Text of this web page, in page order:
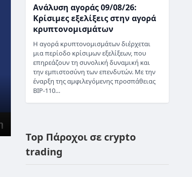
Ανάλυση αγοράς 09/08/26:
Κρίσιμες εξελίξεις στην αγορά
κρυπτονομισμάτων
Η αγορά κρυπτονομισμάτων διέρχεται
μια περίοδο κρίσιμων εξελίξεων, που
επηρεάζουν τη συνολική δυναμική και
την εμπιστοσύνη των επενδυτών. Με την
έναρξη της αμφιλεγόμενης προσπάθειας
BIP-110…
Top Πάροχοι σε crypto
trading